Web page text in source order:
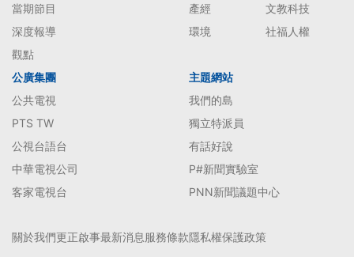
當期節目
深度報導
觀點
產經
文教科技
環境
社福人權
公廣集團
公共電視
PTS TW
公視台語台
中華電視公司
客家電視台
主題網站
我們的島
獨立特派員
有話好說
P#新聞實驗室
PNN新聞議題中心
關於我們更正啟事最新消息服務條款隱私權保護政策